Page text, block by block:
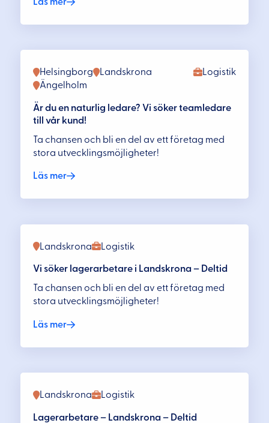
Logistik
Helsingborg
Landskrona
Ängelholm
Är du en naturlig ledare? Vi söker teamledare
till vår kund!
Ta chansen och bli en del av ett företag med
stora utvecklingsmöjligheter!
Läs mer
Logistik
Landskrona
Vi söker lagerarbetare i Landskrona – Deltid
Ta chansen och bli en del av ett företag med
stora utvecklingsmöjligheter!
Läs mer
Logistik
Landskrona
Lagerarbetare – Landskrona – Deltid